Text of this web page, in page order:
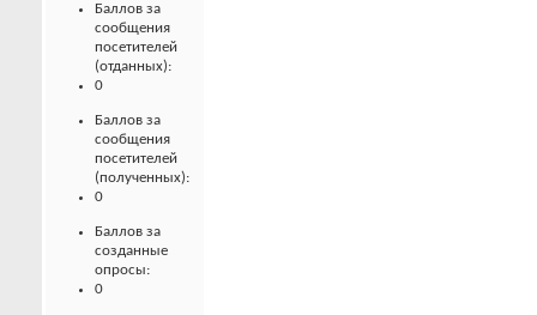
Баллов за
сообщения
посетителей
(отданных):
0
Баллов за
сообщения
посетителей
(полученных):
0
Баллов за
созданные
опросы:
0